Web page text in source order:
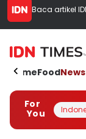
Baca artikel
HomeFoodNews
For
You